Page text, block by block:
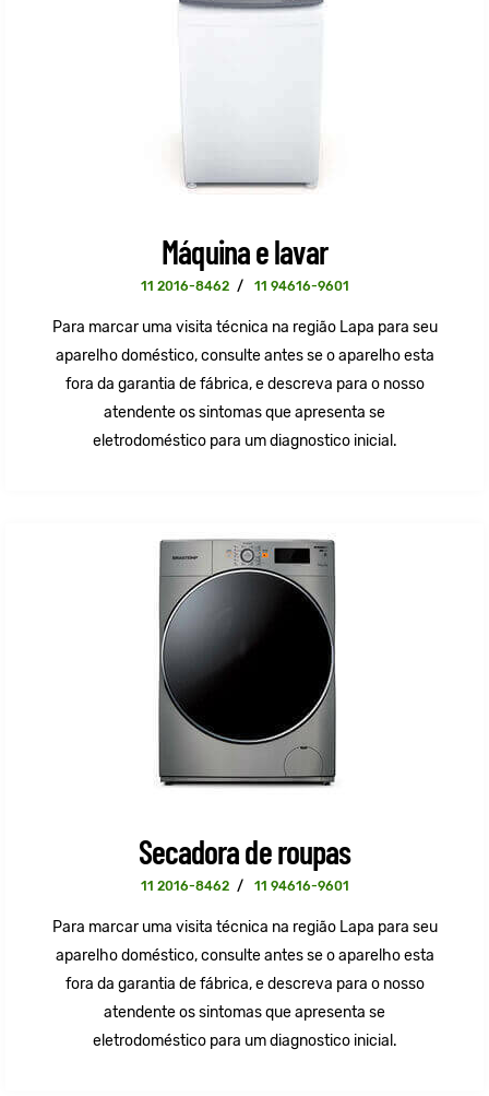
Máquina e lavar
11 2016-8462 / 11 94616-9601
Para marcar uma visita técnica na região Lapa para seu
aparelho doméstico, consulte antes se o aparelho esta
fora da garantia de fábrica, e descreva para o nosso
atendente os sintomas que apresenta se
eletrodoméstico para um diagnostico inicial.
Secadora de roupas
11 2016-8462 / 11 94616-9601
Para marcar uma visita técnica na região Lapa para seu
aparelho doméstico, consulte antes se o aparelho esta
fora da garantia de fábrica, e descreva para o nosso
atendente os sintomas que apresenta se
eletrodoméstico para um diagnostico inicial.